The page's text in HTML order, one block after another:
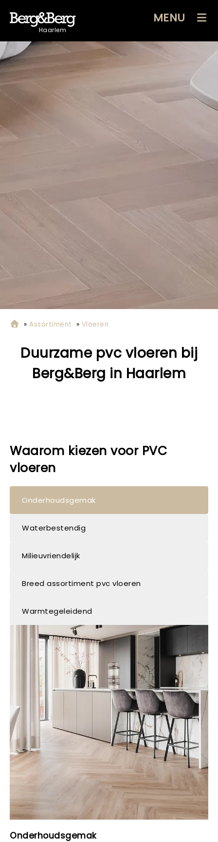
Haarlem
MENU
»Assortiment » Vloeren
Duurzame pvc vloeren bij
Berg&Berg in Haarlem
Waarom kiezen voor PVC
vloeren
Onderhoudsgemak
Onderhoudsgemak
Waterbestendig
Milieuvriendelijk
Breed assortiment pvc vloeren
Warmtegeleidend